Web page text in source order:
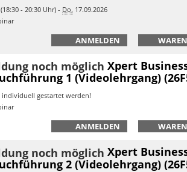
- 20:30 Uhr) - Do. 17.09.2026
ANMELDEN
Xpert
1 (Videolehrgang)
individuell gestartet werden!
ANMELDEN
Xpert
2 (Videolehrgang)